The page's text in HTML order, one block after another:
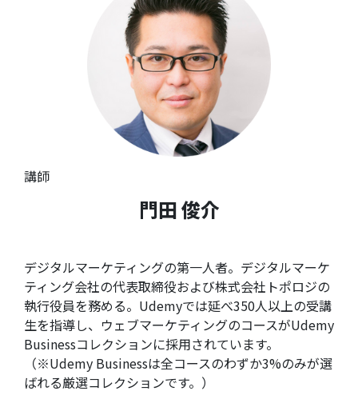
講師
門田 俊介
デジタルマーケティングの第一人者。デジタルマーケ
ティング会社の代表取締役および株式会社トポロジの
執行役員を務める。Udemyでは延べ350人以上の受講
生を指導し、ウェブマーケティングのコースがUdemy
Businessコレクションに採用されています。
（※Udemy Businessは全コースのわずか3%のみが選
ばれる厳選コレクションです。）